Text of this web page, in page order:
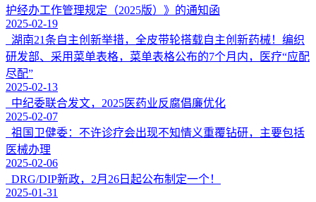
护经办工作管理规定（2025版）》的通知函
2025-02-19
湖南21条自主创新举措，全皮带轮搭载自主创新药械！编织
研发部、采用菜单表格，菜单表格公布的7个月内，医疗“应配
尽配”
2025-02-13
中纪委联合发文，2025医药业反腐倡廉优化
2025-02-07
祖国卫健委：不许诊疗会出现不知情义重覆钻研，主要包括
医械办理
2025-02-06
DRG/DIP新政，2月26日起公布制定一个！
2025-01-31